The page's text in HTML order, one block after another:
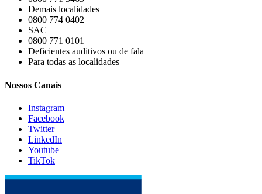
Demais localidades
0800 774 0402
SAC
0800 771 0101
Deficientes auditivos ou de fala
Para todas as localidades
Nossos Canais
Instagram
Facebook
Twitter
LinkedIn
Youtube
TikTok